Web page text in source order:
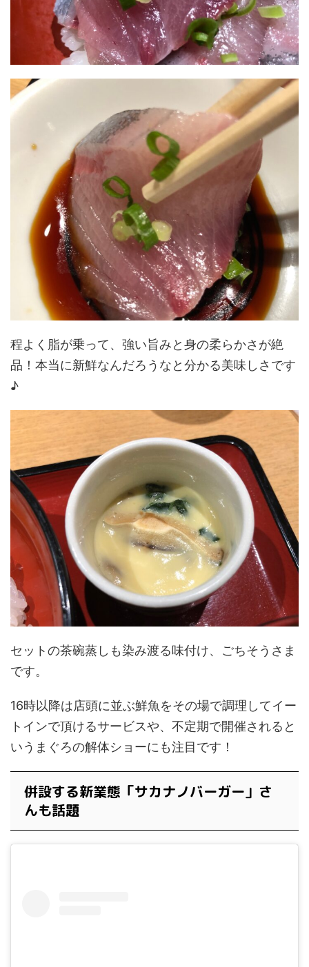
程よく脂が乗って、強い旨みと身の柔らかさが絶
品！本当に新鮮なんだろうなと分かる美味しさです
♪
セットの茶碗蒸しも染み渡る味付け、ごちそうさま
です。
16時以降は店頭に並ぶ鮮魚をその場で調理してイー
トインで頂けるサービスや、不定期で開催されると
いうまぐろの解体ショーにも注目です！
併設する新業態「サカナノバーガー」さ
んも話題